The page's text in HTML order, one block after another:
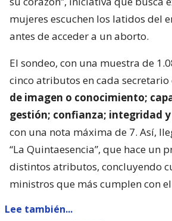
mujeres escuchen los latidos del
antes de acceder a un aborto.
El sondeo, con una muestra de
cinco atributos en cada secretario
de imagen o conocimiento;
gestión; confianza; integridad
con una nota máxima de 7. Así,
“La Quintaesencia”, que hace un
distintos atributos, concluyendo
ministros que más cumplen con el
Lee también...